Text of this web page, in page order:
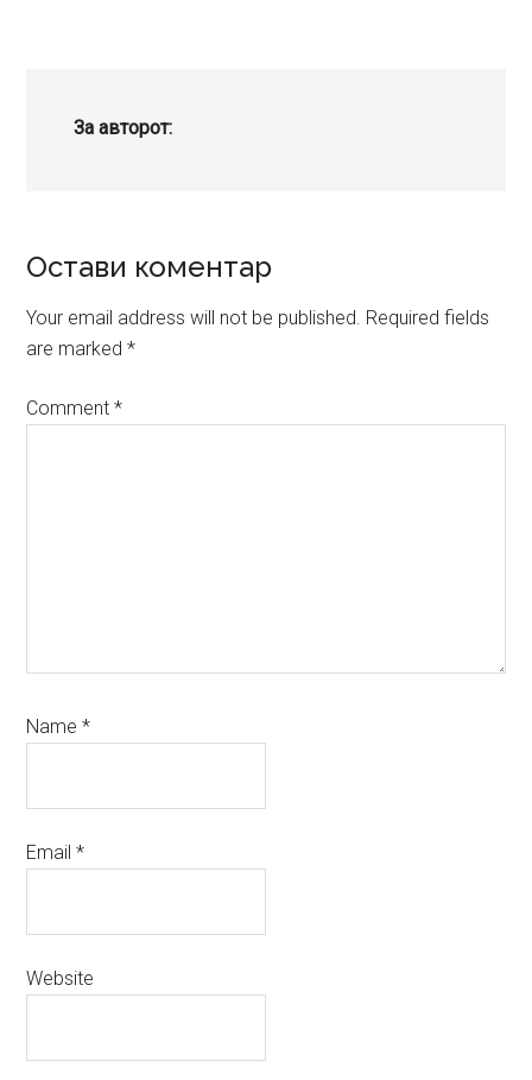
За авторот:
Reader
Interactions
Остави коментар
Your email address will not be published. Required fields
are marked*
Comment*
Name*
Email*
Website